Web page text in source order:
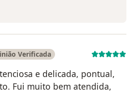
Verificada
e delicada, pontual,
Fui muito bem atendida,